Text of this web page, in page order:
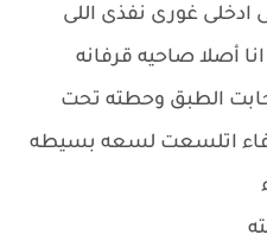
ادخلى غورى نفذى اللى
أصلا صاحيه قرفانه
الطبق وحطته تحت
اتلسعت لسعه بسيطه